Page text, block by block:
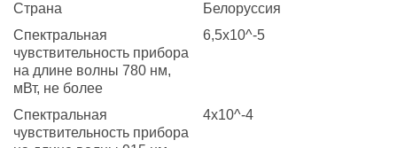
Страна
Белоруссия
Спектральная
чувствительность прибора
на длине волны 780 нм,
мВт, не более
6,5x10^-5
Спектральная
чувствительность прибора
4x10^-4